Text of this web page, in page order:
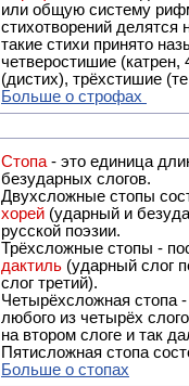
или общую систему рифм, и регулярно или периодически
стихотворений делятся на строфы и т.о. являются строфическими.
такие стихи принято называть астрофическими. Самая популярная строфа в русской поэзии -
четверостишие
(дистих), трёхстишие
Больше о строфах
Стопа - это единица
безударных слогов.
Двухсложные стопы
хорей (ударный и
русской поэзии.
Трёхсложные стопы -
дактиль (ударный слог
слог третий).
Четырёхсложная стопа
любого из четырёх
на втором слоге и так
Пятисложная стопа
Больше о стопах